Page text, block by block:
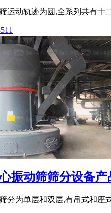
运动轨迹为圆,全系列共有十
振动筛筛分设备
分为单层和双层,有吊式和